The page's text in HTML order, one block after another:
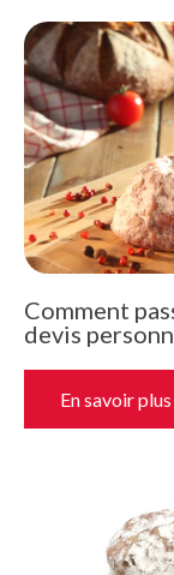
Comment
devis
En savoir plus